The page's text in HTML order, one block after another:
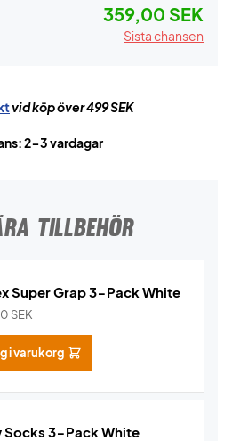
359,00 SEK
Sista chansen
vid köp över 499 SEK
2-3 vardagar
TILLBEHÖR
Super Grap 3-Pack White
SEK
i varukorg
Socks 3-Pack White